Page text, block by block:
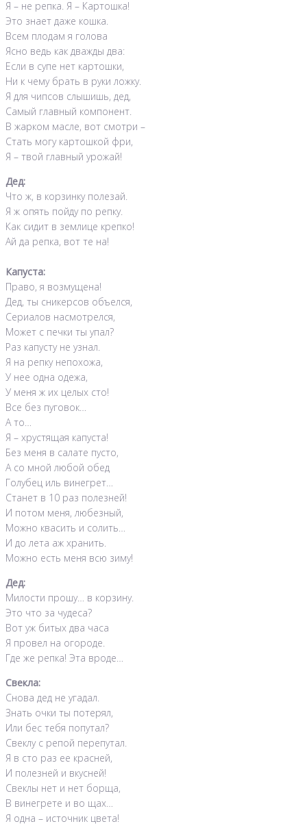
Я – не репка. Я – Картошка!
Это знает даже кошка.
Всем плодам я голова
Ясно ведь как дважды два:
Если в супе нет картошки,
Ни к чему брать в руки ложку.
Я для чипсов слышишь, дед,
Самый главный компонент.
В жарком масле, вот смотри –
Стать могу картошкой фри,
Я – твой главный урожай!
Дед:
Что ж, в корзинку полезай.
Я ж опять пойду по репку.
Как сидит в землице крепко!
Ай да репка, вот те на!
Капуста:
Право, я возмущена!
Дед, ты сникерсов объелся,
Сериалов насмотрелся,
Может с печки ты упал?
Раз капусту не узнал.
Я на репку непохожа,
У нее одна одежа,
У меня ж их целых сто!
Все без пуговок…
А то…
Я – хрустящая капуста!
Без меня в салате пусто,
А со мной любой обед
Голубец иль винегрет…
Станет в 10 раз полезней!
И потом меня, любезный,
Можно квасить и солить…
И до лета аж хранить.
Можно есть меня всю зиму!
Дед:
Милости прошу… в корзину.
Это что за чудеса?
Вот уж битых два часа
Я провел на огороде.
Где же репка! Эта вроде…
Свекла:
Снова дед не угадал.
Знать очки ты потерял,
Или бес тебя попутал?
Свеклу с репой перепутал.
Я в сто раз ее красней,
И полезней и вкусней!
Свеклы нет и нет борща,
В винегрете и во щах…
Я одна – источник цвета!